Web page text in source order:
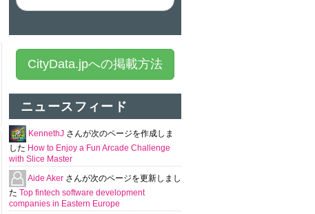
CityData.jpへの掲載方法
ニュースフィード
KennethJ さんが次のページを作成しま
した How to Enjoy a Fun Arcade Challenge
with Slice Master
Aide Aker さんが次のページを更新しまし
た Top fintech software development
companies in Eastern Europe